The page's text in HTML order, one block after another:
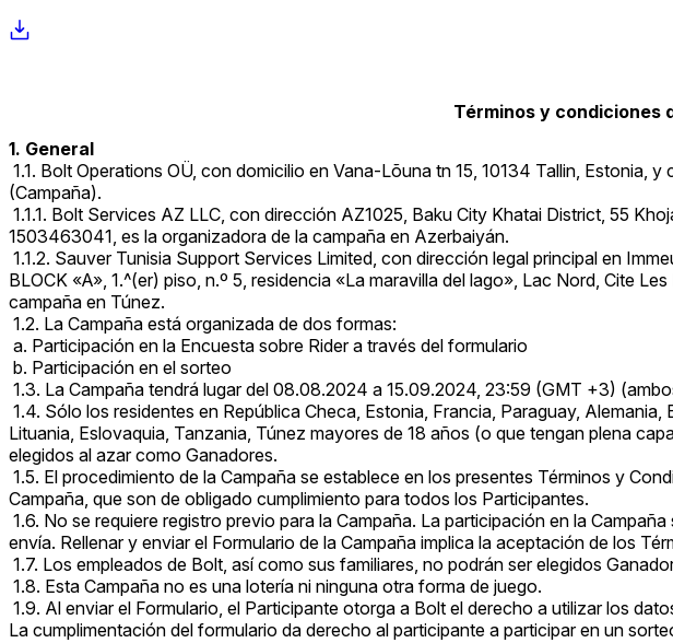
Términos y condiciones
1. General
1.1. Bolt Operations OÜ, con domicilio en Vana-Lõuna tn 15, 10134 Tallin, Estonia,
(Campaña).
1.1.1. Bolt Services AZ LLC, con dirección AZ1025, Baku City Khatai District, 55
1503463041, es la organizadora de la campaña en Azerbaiyán.
1.1.2. Sauver Tunisia Support Services Limited, con dirección legal principal en
BLOCK «A», 1.^(er) piso, n.º 5, residencia «La maravilla del lago», Lac Nord, Cite
campaña en Túnez.
1.2. La Campaña está organizada de dos formas:
a. Participación en la Encuesta sobre Rider a través del formulario
b. Participación en el sorteo
1.3. La Campaña tendrá lugar del 08.08.2024 a 15.09.2024, 23:59 (GMT +3)
1.4. Sólo los residentes en República Checa, Estonia, Francia, Paraguay,
Lituania, Eslovaquia, Tanzania, Túnez mayores de 18 años (o que tengan plena
elegidos al azar como Ganadores.
1.5. El procedimiento de la Campaña se establece en los presentes Términos y
Campaña, que son de obligado cumplimiento para todos los Participantes.
1.6. No se requiere registro previo para la Campaña. La participación en la
envía. Rellenar y enviar el Formulario de la Campaña implica la aceptación de los
1.7. Los empleados de Bolt, así como sus familiares, no podrán ser elegidos
1.8. Esta Campaña no es una lotería ni ninguna otra forma de juego.
1.9. Al enviar el Formulario, el Participante otorga a Bolt el derecho a utilizar los
La cumplimentación del formulario da derecho al participante a participar en un